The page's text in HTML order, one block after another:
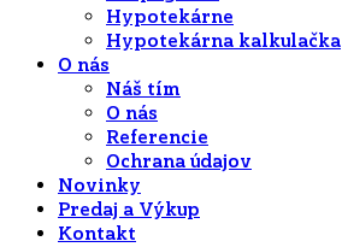
Hypotekárne
Hypotekárna kalkulačka
O nás
Náš tím
O nás
Referencie
Ochrana údajov
Novinky
Predaj a Výkup
Kontakt